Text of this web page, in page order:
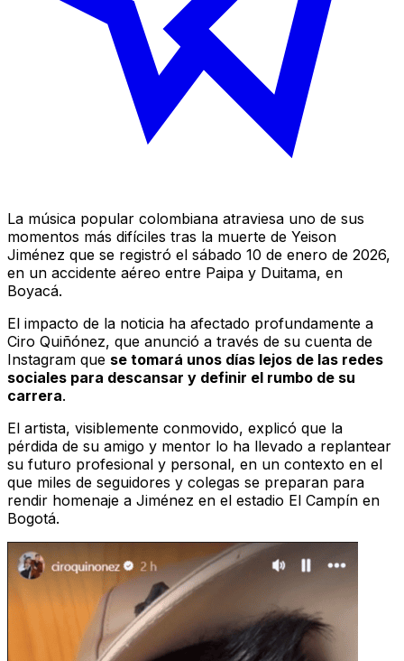
La música popular colombiana atraviesa uno de sus
momentos más difíciles tras la muerte de Yeison
Jiménez que se registró el sábado 10 de enero de 2026,
en un accidente aéreo entre Paipa y Duitama, en
Boyacá.
El impacto de la noticia ha afectado profundamente a
Ciro Quiñónez, que anunció a través de su cuenta de
Instagram que se tomará unos días lejos de las redes
sociales para descansar y definir el rumbo de su
carrera.
El artista, visiblemente conmovido, explicó que la
pérdida de su amigo y mentor lo ha llevado a replantear
su futuro profesional y personal, en un contexto en el
que miles de seguidores y colegas se preparan para
rendir homenaje a Jiménez en el estadio El Campín en
Bogotá.